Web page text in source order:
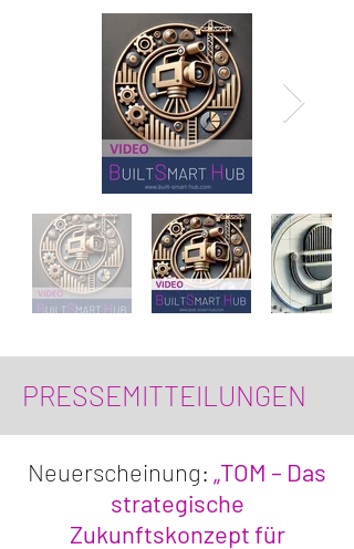
PRESSEMITTEILUNGEN
Neuerscheinung: „TOM – Das
strategische
Zukunftskonzept für